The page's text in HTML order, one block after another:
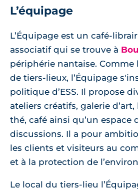
L’équipage
L’Équipage est un café-
associatif qui se trouve à
périphérie nantaise. Comme
de tiers-lieux, l’Équipage
politique d’ESS. Il propose
ateliers créatifs, galerie
thé, café ainsi qu’un espace
discussions. Il a pour
les clients et visiteurs au
et à la protection de
Le local du tiers-lieu